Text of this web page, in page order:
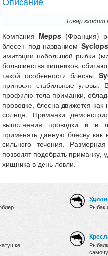
Описание
Товар входит
Компания Mepps (Франция)
блесен под названием Syclops
имитации небольшой рыбки
большинства хищников,
такой особенности блесны
приносят стабильные уловы.
профилю тела приманки,
проводке, блесна движется
солнце. Приманки
выполнения проводки и в
применять данную блесну как
сильного течения.
позволят подобрать
хищника в день ловли.
Рыбак